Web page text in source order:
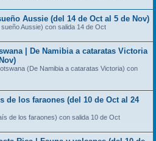
Aussie (del 14 de Oct al 5 de Nov)
Aussie) con salida 14 de Oct
| De Namibia a cataratas Victoria
(De Namibia a cataratas Victoria) con
de los faraones (del 10 de Oct al 24
de los faraones) con salida 10 de Oct